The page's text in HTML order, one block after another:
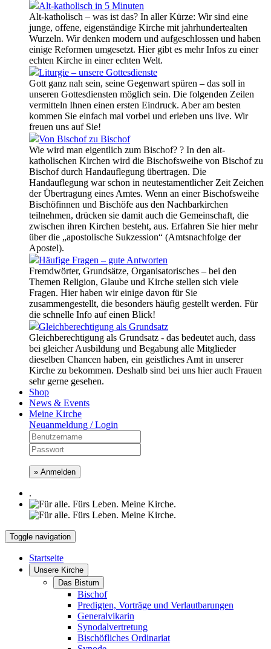
Alt-katholisch in 5 Minuten
Alt-katholisch – was ist das? In aller Kürze: Wir sind eine
junge, offene, eigenständige Kirche mit jahrhundertealten
Wurzeln. Wir denken modern und aufgeschlossen und haben
einige Reformen umgesetzt. Hier gibt es mehr Infos zu einer
echten Kirche in einer echten Welt.
Liturgie – unsere Gottesdienste
Gott ganz nah sein, seine Gegenwart spüren – das soll in
unseren Gottesdiensten möglich sein. Die folgenden Zeilen
vermitteln Ihnen einen ersten Eindruck. Aber am besten
kommen Sie einfach mal vorbei und erleben uns live. Wir
freuen uns auf Sie!
Von Bischof zu Bischof
Wie wird man eigentlich zum Bischof? ? In den alt-
katholischen Kirchen wird die Bischofsweihe von Bischof zu
Bischof durch Handauflegung übertragen. Die
Handauflegung war schon in neutestamentlicher Zeit Zeichen
der Übertragung eines Amtes. Wenn an einer Bischofsweihe
Bischöfinnen und Bischöfe aus den Nachbarkirchen
teilnehmen, drücken sie damit auch die Gemeinschaft, die
zwischen ihren Kirchen besteht, aus. Erfahren Sie hier mehr
über die „apostolische Sukzession“ (Amtsnachfolge der
Apostel).
Häufige Fragen – gute Antworten
Fremdwörter, Grundsätze, Organisatorisches – bei den
Themen Religion, Glaube und Kirche stellen sich viele
Fragen. Hier haben wir einige davon für Sie
zusammengestellt, die besonders häufig gestellt werden. Für
die schnelle Info auf einen Blick!
Gleichberechtigung als Grundsatz
Gleichberechtigung als Grundsatz - das bedeutet auch, dass
bei gleicher Ausbildung und Begabung alle Mitglieder
dieselben Chancen haben, ein geistliches Amt in unserer
Kirche zu bekommen. Deshalb sind bei uns hier auch Frauen
sehr gerne gesehen.
Shop
News & Events
Meine Kirche
Neuanmeldung / Login
» Anmelden
.
Toggle navigation
Startseite
Unsere Kirche
Das Bistum
Bischof
Predigten, Vorträge und Verlautbarungen
Generalvikarin
Synodalvertretung
Bischöfliches Ordinariat